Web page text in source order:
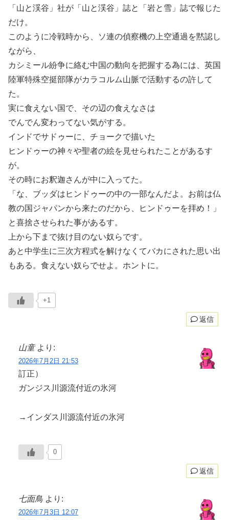
「山と渓谷」社が「山と渓谷」誌と「岩と雪」誌で報じた
だけ。
このように冷戦時から、ソ連の偵察機の上空通過を黙認し
ながら、
カシミール紛争に絡む中国の動向を把握する為には、英国
陸軍特殊空挺部隊がカラコルム山脈で活動するの許して
た。
実に食えない国で、その辺の食えなさは
でんでん変わってない気がする。
インドでサドゥーに、チョークで描いた
ヒンドゥーの神々や聖者の絵を見せられたことがあるす
が。
その時にお釈迦さんが中に入ってた。
「な、ブッダはヒンドゥーの中の一部なんだよ。お前は仏
教の国ジャパンから来たのだから、ヒンドゥーを拝め！」
と喜捨させられた事があるす。
上から下まで抜け目のない奴らです。
あと中学生に三次方程式を解けなくてバカにされた思い出
もある。食えない奴らでせよ。ホントに。
+1
返信
山童 より:
2026年7月2日 21:53
訂正）
ガンジス川源流付近の氷河
→インダス川源流付近の氷河
0
返信
七面鳥 より:
2026年7月3日 12:07